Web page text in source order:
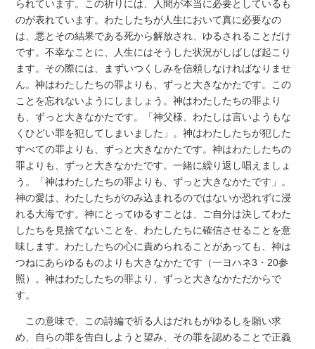
られています。この祈りには、人間が本当に必要としているも
のが表れています。わたしたちが人生において真に必要なの
は、悪とその結果である死から解放され、ゆるされることだけ
です。不幸なことに、人生にはそうした状況がしばしば起こり
ます。その際には、まずいつくしみを信頼しなければなりませ
ん。神はわたしたちの罪よりも、ずっと大きなかたです。この
ことを忘れないようにしましょう。神はわたしたちの罪より
も、ずっと大きなかたです。「神父様、わたしは言いようもな
くひどい罪を犯してしまいました」。神はわたしたちが犯した
すべての罪よりも、ずっと大きなかたです。神はわたしたちの
罪よりも、ずっと大きなかたです。一緒に繰り返し唱えましょ
う。「神はわたしたちの罪よりも、ずっと大きなかたです」。
神の愛は、わたしたちがのみ込まれるのではないか恐れずに浸
れる大海です。神にとってゆるすことは、ご自分は決してわた
したちを見捨てないことを、わたしたちに確信させることを意
味します。わたしたちの心に責められることがあっても、神は
つねにあらゆるものよりも大きなかたです（一ヨハネ3・20参
照）。神はわたしたちの罪より、ずっと大きなかただからで
す。
この意味で、この詩編で祈る人はだれもがゆるしを願い求
め、自らの罪を告白しようと望み、その罪を認めることで正義